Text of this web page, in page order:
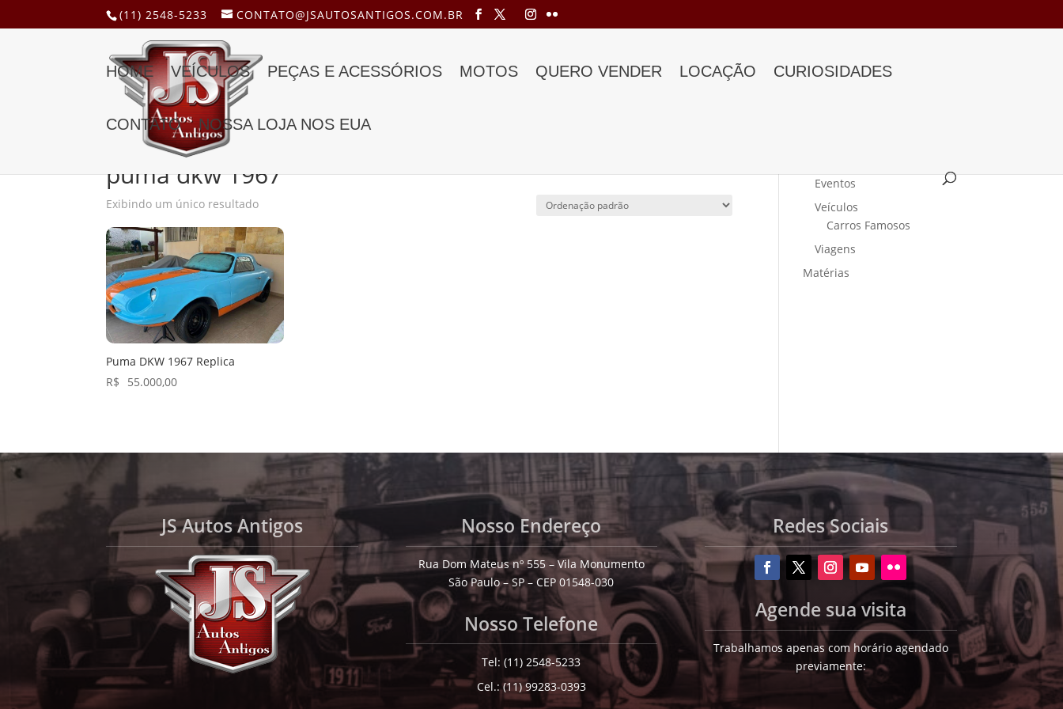
(11) 2548-5233 CONTATO@JSAUTOSANTIGOS.COM.BR
HOME VEÍCULOS PEÇAS E ACESSÓRIOS MOTOS QUERO VENDER LOCAÇÃO CURIOSIDADES
CONTATO NOSSA LOJA NOS EUA
/ Produtos marcados com a tag “puma dkw 1967”
puma dkw 1967
Exibindo um único resultado
Puma DKW 1967 Replica
R$
55.000,00
Eventos
Veículos
Carros Famosos
Viagens
Matérias
JS Autos Antigos Nosso Endereço
Rua Dom Mateus nº 555 – Vila Monumento
São Paulo – SP – CEP 01548-030
Nosso Telefone
Tel: (11) 2548-5233
Cel.: (11) 99283-0393
Redes Sociais
Agende sua visita
Trabalhamos apenas com horário agendado
previamente: